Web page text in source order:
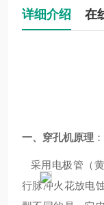
详细介绍 在
JD-
一、穿孔机原理 ：
采用电极管（
行脉冲火花放电